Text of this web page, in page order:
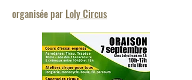
organisée par Loly Circus